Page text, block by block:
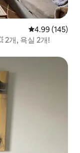
평점 4.99점(5
4.99 (145)
2개, 욕실 2개!